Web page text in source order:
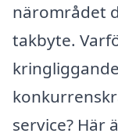
närområdet
takbyte.
service? Här